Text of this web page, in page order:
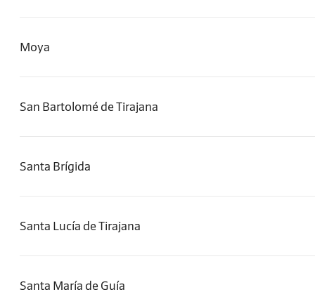
Moya
San Bartolomé de Tirajana
Santa Brígida
Santa Lucía de Tirajana
Santa María de Guía